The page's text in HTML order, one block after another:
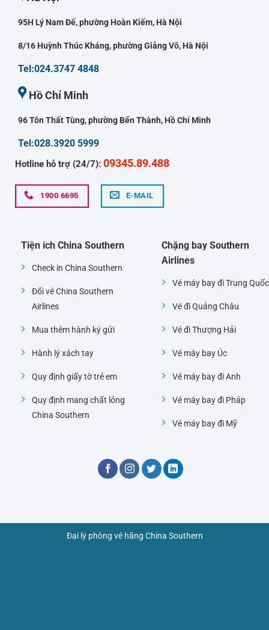
95H Lý Nam Đế, phường Hoàn Kiếm, Hà Nội
8/16 Huỳnh Thúc Kháng, phường Giảng Võ, Hà Nội
Tel:024.3747 4848
Hồ Chí Minh
96 Tôn Thất Tùng, phường Bến Thành, Hồ Chí Minh
Tel:028.3920 5999
Hotline hỗ trợ (24/7): 09345.89.488
1900 6695 E-MAIL
Tiện ích China Southern
Check in China Southern
Đổi vé China Southern
Airlines
Mua thêm hành ký gửi
Hành lý xách tay
Quy định giấy tờ trẻ em
Quy định mang chất lỏng
China Southern
Chặng bay Southern
Airlines
Vé máy bay đi Trung Quốc
Vé đi Quảng Châu
Vé đi Thượng Hải
Vé máy bay Úc
Vé máy bay đi Anh
Vé máy bay đi Pháp
Vé máy bay đi Mỹ
Đại lý phòng vé hãng China Southern